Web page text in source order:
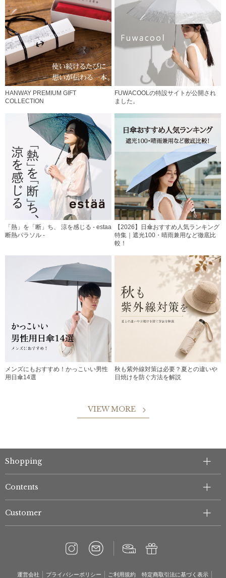
HANWAY PREMIUM GIFT
COLLECTION
FUWACOOLの特設サイトが公開され
ました。
「熱」を「断」ち、 涼を感じる - estaa
断熱パラソル -
【2026】日傘おすすめ人気ランキング
特集｜遮光100・晴雨兼用など徹底比
較！
メンズにもおすすめ！かっこいい男性
用日傘14選
秋も紫外線対策は必要？夏との違いや
日焼けを防ぐ方法を解説
VIEW MORE
Shopping
Contents
Customer
運営会社 プライバシーポリシー ご利用規約 特定商取引法に基づく表示